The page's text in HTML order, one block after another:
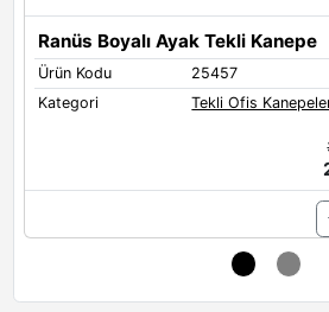
Ranüs Boyalı Ayak Tekli Kanepe
Ürün Kodu
25457
Kategori
Tekli Ofis